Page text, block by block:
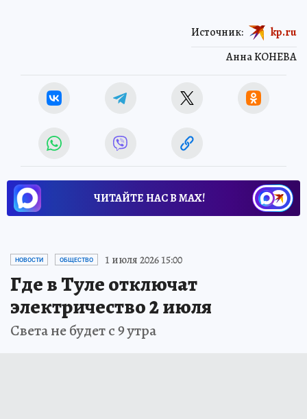
Анна КОНЕВА
Источник: kp.ru
ЧИТАЙТЕ НАС В МАХ!
НОВОСТИ ОБЩЕСТВО 1 июля 2026 15:00
Где в Туле отключат
электричество 2 июля
Света не будет с 9 утра